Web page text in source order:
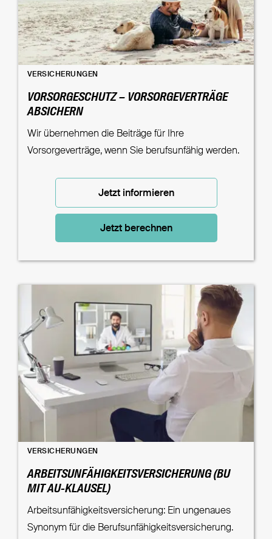
VERSICHERUNGEN
VORSORGESCHUTZ – VORSORGEVERTRÄGE
ABSICHERN
Wir übernehmen die Beiträge für Ihre
Vorsorgeverträge, wenn Sie berufsunfähig werden.
Jetzt informieren
Jetzt berechnen
VERSICHERUNGEN
ARBEITSUNFÄHIGKEITSVERSICHERUNG (BU
MIT AU-KLAUSEL)
Arbeitsunfähigkeitsversicherung: Ein ungenaues
Synonym für die Berufsunfähigkeitsversicherung.